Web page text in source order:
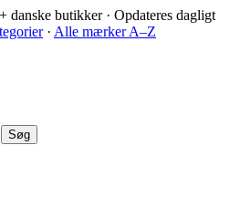
danske butikker · Opdateres dagligt
· Alle mærker A–Z
Søg